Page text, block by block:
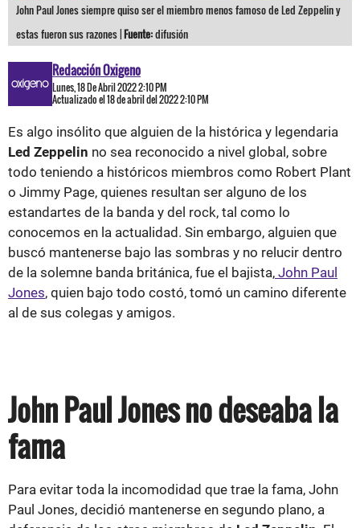
John Paul Jones siempre quiso ser el miembro menos famoso de Led Zeppelin y
estas fueron sus razones |Fuente:difusión
Redacción Oxigeno
Lunes, 18 De Abril 2022 2:10 PM
Actualizado el 18 de abril del 2022 2:10 PM
Es algo insólito que alguien de la histórica y legendaria
Led Zeppelin no sea reconocido a nivel global, sobre
todo teniendo a históricos miembros como Robert Plant
o Jimmy Page, quienes resultan ser alguno de los
estandartes de la banda y del rock, tal como lo
conocemos en la actualidad. Sin embargo, alguien que
buscó mantenerse bajo las sombras y no relucir dentro
de la solemne banda británica, fue el bajista, John Paul
Jones, quien bajo todo costó, tomó un camino diferente
al de sus colegas y amigos.
John Paul Jones no deseaba la
fama
Para evitar toda la incomodidad que trae la fama, John
Paul Jones, decidió mantenerse en segundo plano, a